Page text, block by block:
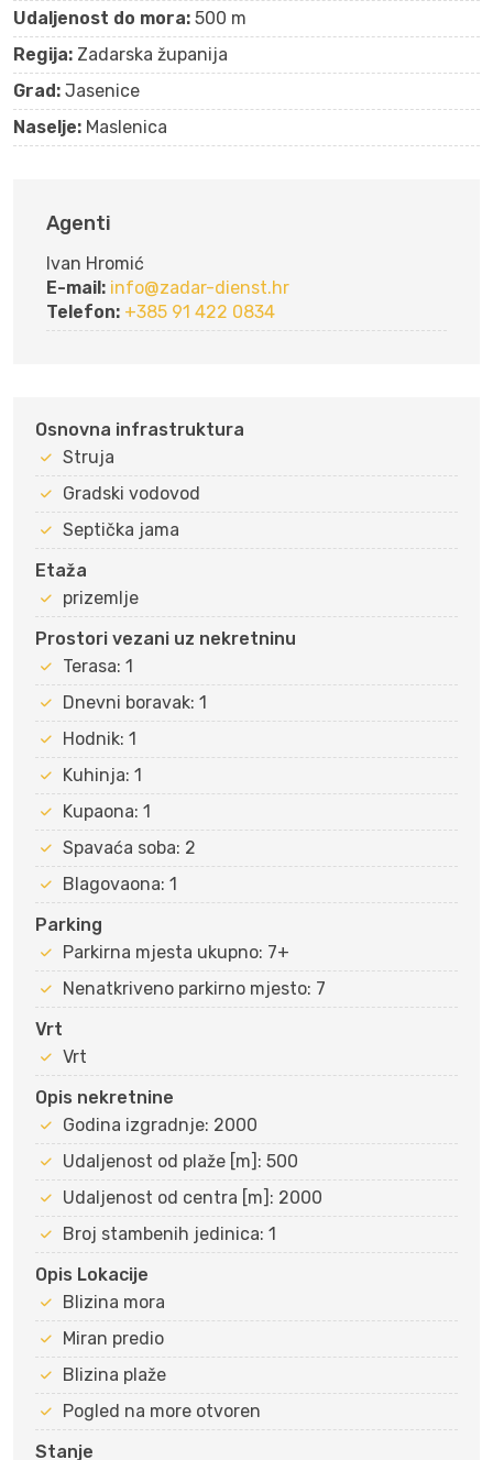
Udaljenost do mora: 500 m
Regija: Zadarska županija
Grad: Jasenice
Naselje: Maslenica
Agenti
Ivan Hromić
E-mail: info@zadar-dienst.hr
Telefon: +385 91 422 0834
Osnovna infrastruktura
Struja
Gradski vodovod
Septička jama
Etaža
prizemlje
Prostori vezani uz nekretninu
Terasa: 1
Dnevni boravak: 1
Hodnik: 1
Kuhinja: 1
Kupaona: 1
Spavaća soba: 2
Blagovaona: 1
Parking
Parkirna mjesta ukupno: 7+
Nenatkriveno parkirno mjesto: 7
Vrt
Vrt
Opis nekretnine
Godina izgradnje: 2000
Udaljenost od plaže [m]: 500
Udaljenost od centra [m]: 2000
Broj stambenih jedinica: 1
Opis Lokacije
Blizina mora
Miran predio
Blizina plaže
Pogled na more otvoren
Stanje